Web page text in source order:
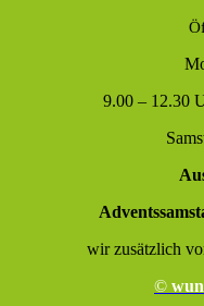
9.00 – 12.30
wir zusätzlich
©